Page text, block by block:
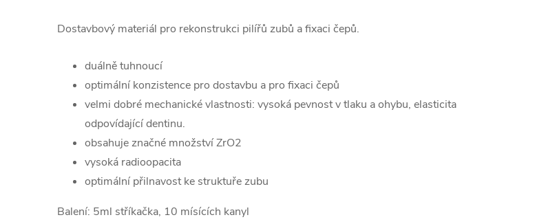
Dostavbový materiál pro rekonstrukci pilířů zubů a fixaci čepů.
duálně tuhnoucí
optimální konzistence pro dostavbu a pro fixaci čepů
velmi dobré mechanické vlastnosti: vysoká pevnost v tlaku a ohybu, elasticita
odpovídající dentinu.
obsahuje značné množství ZrO2
vysoká radioopacita
optimální přilnavost ke struktuře zubu
Balení: 5ml stříkačka, 10 mísících kanyl